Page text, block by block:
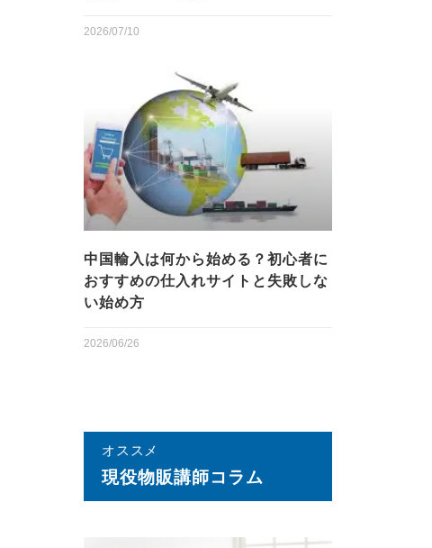
2026/07/10
中国輸入は何から始める？初心者に
おすすめの仕入れサイトと失敗しな
い始め方
2026/06/26
オススメ
現役物販講師コラム